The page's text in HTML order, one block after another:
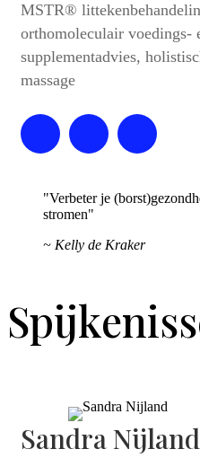
MSTR®
orthomoleculair voedings-
supplementadvies,
massage
"Verbeter je
stromen"
~ Kelly de Kraker
Sandra Nijland